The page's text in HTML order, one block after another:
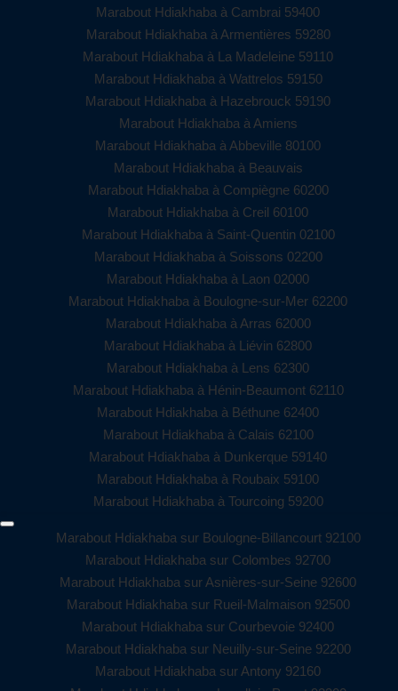
Marabout Hdiakhaba à Cambrai 59400
Marabout Hdiakhaba à Armentières 59280
Marabout Hdiakhaba à La Madeleine 59110
Marabout Hdiakhaba à Wattrelos 59150
Marabout Hdiakhaba à Hazebrouck 59190
Marabout Hdiakhaba à Amiens
Marabout Hdiakhaba à Abbeville 80100
Marabout Hdiakhaba à Beauvais
Marabout Hdiakhaba à Compiègne 60200
Marabout Hdiakhaba à Creil 60100
Marabout Hdiakhaba à Saint-Quentin 02100
Marabout Hdiakhaba à Soissons 02200
Marabout Hdiakhaba à Laon 02000
Marabout Hdiakhaba à Boulogne-sur-Mer 62200
Marabout Hdiakhaba à Arras 62000
Marabout Hdiakhaba à Liévin 62800
Marabout Hdiakhaba à Lens 62300
Marabout Hdiakhaba à Hénin-Beaumont 62110
Marabout Hdiakhaba à Béthune 62400
Marabout Hdiakhaba à Calais 62100
Marabout Hdiakhaba à Dunkerque 59140
Marabout Hdiakhaba à Roubaix 59100
Marabout Hdiakhaba à Tourcoing 59200
Marabout Hdiakhaba sur Boulogne-Billancourt 92100
Marabout Hdiakhaba sur Colombes 92700
Marabout Hdiakhaba sur Asnières-sur-Seine 92600
Marabout Hdiakhaba sur Rueil-Malmaison 92500
Marabout Hdiakhaba sur Courbevoie 92400
Marabout Hdiakhaba sur Neuilly-sur-Seine 92200
Marabout Hdiakhaba sur Antony 92160